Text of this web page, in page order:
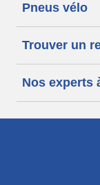
Pneus vélo
Trouver un
Nos experts